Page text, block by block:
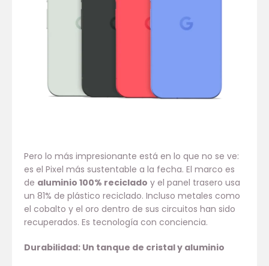
Pero lo más impresionante está en lo que no se ve:
es el Pixel más sustentable a la fecha. El marco es
de aluminio 100% reciclado y el panel trasero usa
un 81% de plástico reciclado. Incluso metales como
el cobalto y el oro dentro de sus circuitos han sido
recuperados. Es tecnología con conciencia.
Durabilidad: Un tanque de cristal y aluminio